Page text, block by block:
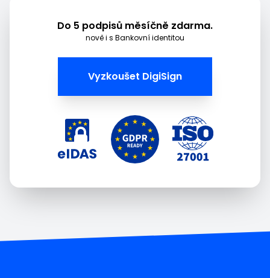
Do 5 podpisů měsíčně zdarma.
nově i s Bankovní identitou
Vyzkoušet DigiSign